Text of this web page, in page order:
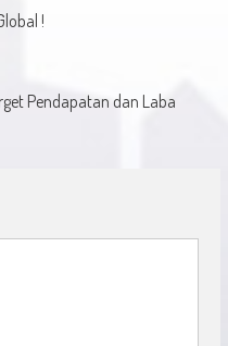
!
Pendapatan dan Laba